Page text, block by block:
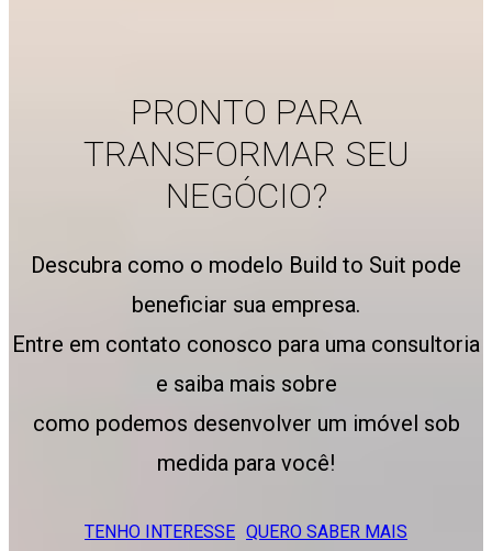
PRONTO PARA
TRANSFORMAR SEU
NEGÓCIO?
Descubra como o modelo Build to Suit pode
beneficiar sua empresa.
Entre em contato conosco para uma consultoria
e saiba mais sobre
como podemos desenvolver um imóvel sob
medida para você!
TENHO INTERESSE QUERO SABER MAIS